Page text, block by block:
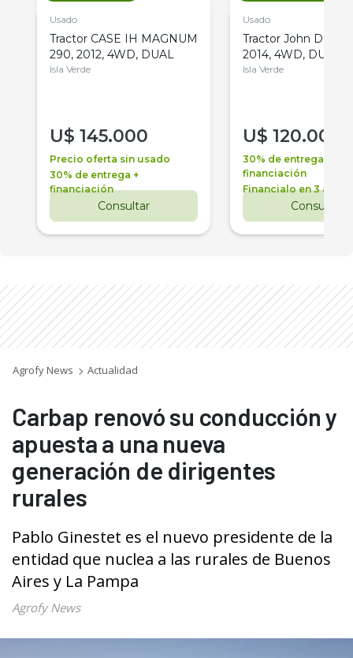
Usado
Tractor CASE IH MAGNUM
290, 2012, 4WD, DUAL
Isla Verde
U$ 145.000
Precio oferta sin usado
30% de entrega +
financiación
Consultar
Usado
Tractor John Deere
2014, 4WD, DUAL
Isla Verde
U$ 120.000
30% de entrega +
financiación
Financialo en 3 años
Consultar
Agrofy News Actualidad
Carbap renovó su conducción y
apuesta a una nueva
generación de dirigentes
rurales
Pablo Ginestet es el nuevo presidente de la
entidad que nuclea a las rurales de Buenos
Aires y La Pampa
Agrofy News